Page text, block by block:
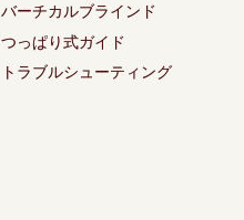
バーチカルブラインド
つっぱり式ガイド
トラブルシューティング